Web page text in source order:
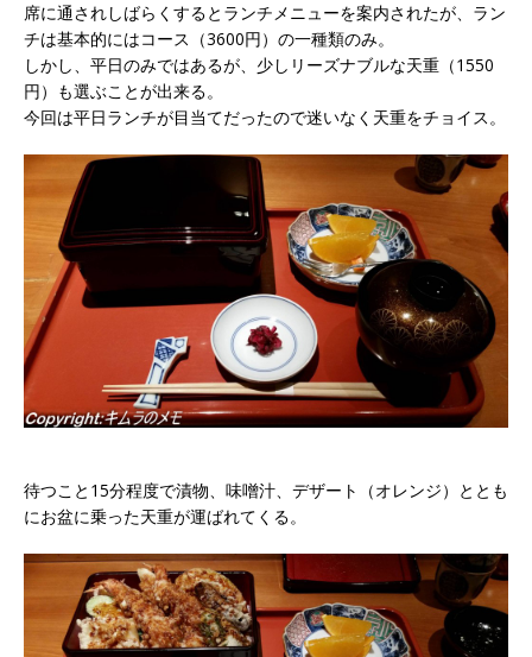
席に通されしばらくするとランチメニューを案内されたが、ラン
チは基本的にはコース（3600円）の一種類のみ。
しかし、平日のみではあるが、少しリーズナブルな天重（1550
円）も選ぶことが出来る。
今回は平日ランチが目当てだったので迷いなく天重をチョイス。
待つこと15分程度で漬物、味噌汁、デザート（オレンジ）ととも
にお盆に乗った天重が運ばれてくる。